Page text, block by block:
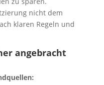
nicht dem
klaren Regeln und
angebracht